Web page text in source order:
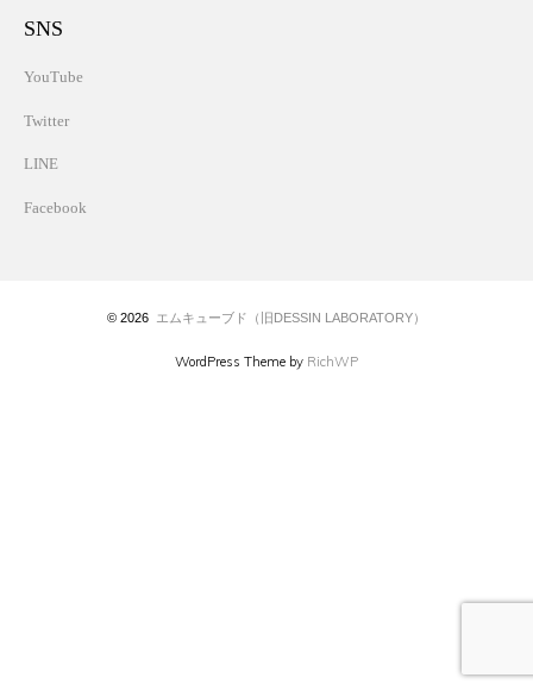
SNS
YouTube
Twitter
LINE
Facebook
© 2026 エムキューブド（旧DESSIN LABORATORY）
WordPress Theme by RichWP